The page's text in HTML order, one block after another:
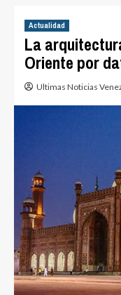
Actualidad
La
Oriente por
Ultimas Noticias